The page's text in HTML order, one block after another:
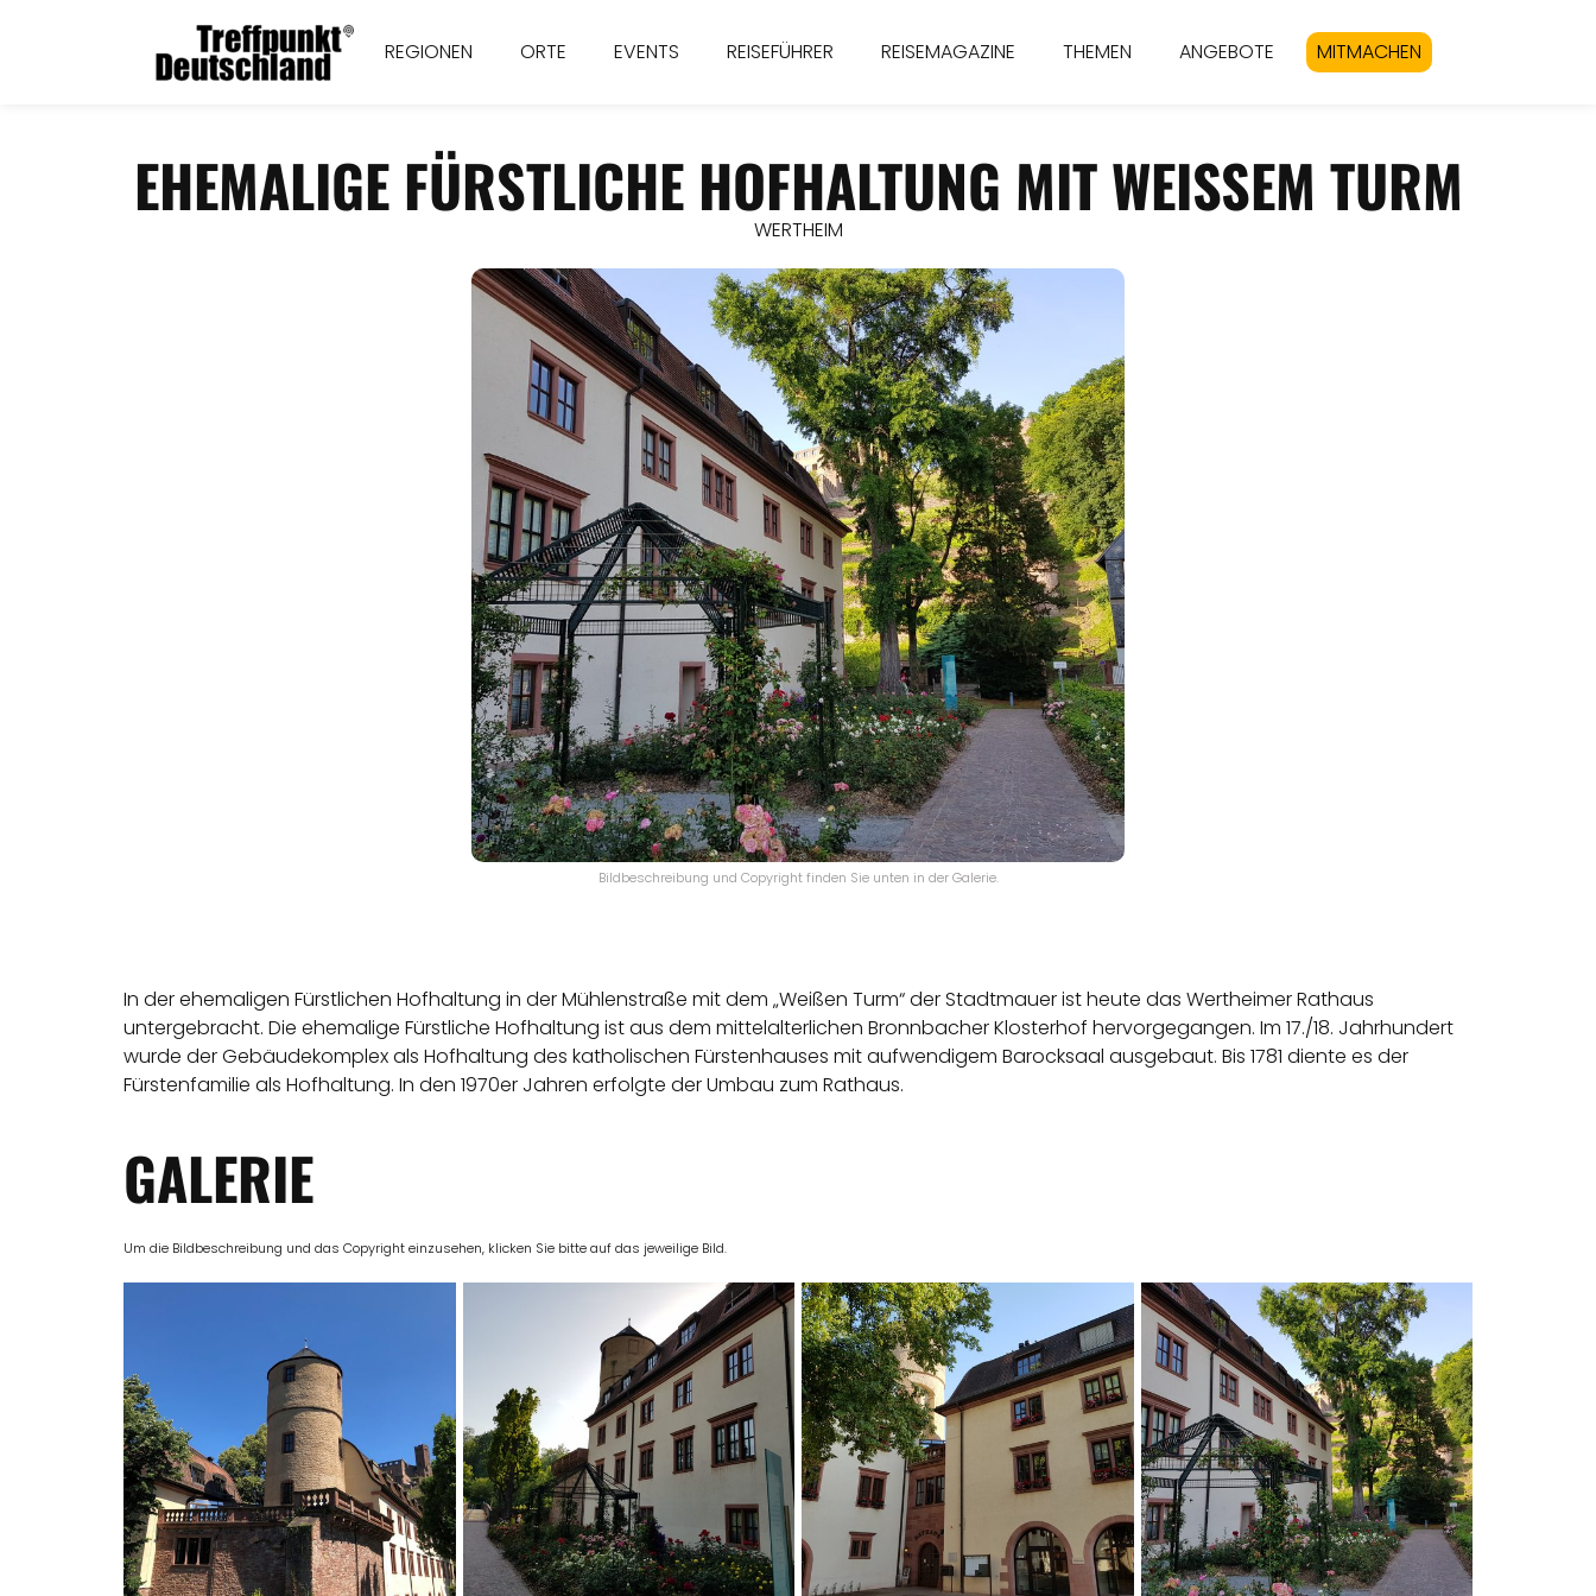
REGIONEN ORTE EVENTS REISEFÜHRER REISEMAGAZINE THEMEN ANGEBOTE MITMACHEN
EHEMALIGE FÜRSTLICHE HOFHALTUNG MIT WEISSEM TURM
WERTHEIM
Bildbeschreibung und Copyright finden Sie unten in der Galerie.
In der ehemaligen Fürstlichen Hofhaltung in der Mühlenstraße mit dem „Weißen Turm“ der Stadtmauer ist heute das Wertheimer Rathaus
untergebracht. Die ehemalige Fürstliche Hofhaltung ist aus dem mittelalterlichen Bronnbacher Klosterhof hervorgegangen. Im 17./18. Jahrhundert
wurde der Gebäudekomplex als Hofhaltung des katholischen Fürstenhauses mit aufwendigem Barocksaal ausgebaut. Bis 1781 diente es der
Fürstenfamilie als Hofhaltung. In den 1970er Jahren erfolgte der Umbau zum Rathaus.
GALERIE
Um die Bildbeschreibung und das Copyright einzusehen, klicken Sie bitte auf das jeweilige Bild.